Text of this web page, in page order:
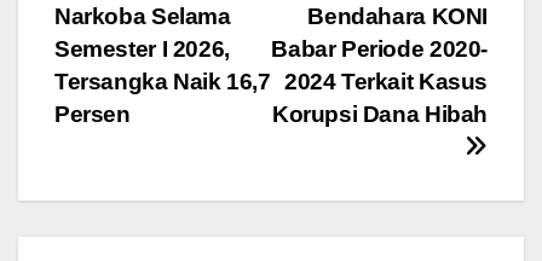
o
o
k
p
p
er
Bendahara KONI
Babar Periode 2020-
2024 Terkait Kasus
Korupsi Dana Hibah
Narkoba Selama
Semester I 2026,
Tersangka Naik 16,7
Persen